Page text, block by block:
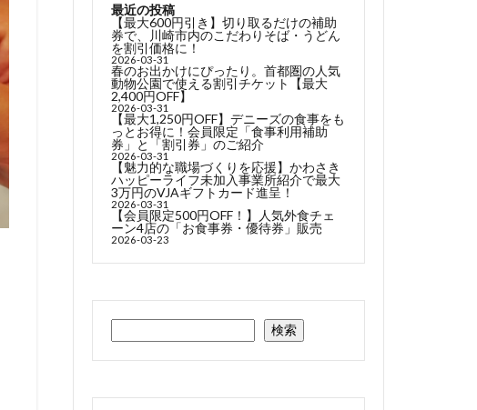
最近の投稿
【最大600円引き】切り取るだけの補助
券で、川崎市内のこだわりそば・うどん
を割引価格に！
2026-03-31
春のお出かけにぴったり。首都圏の人気
動物公園で使える割引チケット【最大
2,400円OFF】
2026-03-31
【最大1,250円OFF】デニーズの食事をも
っとお得に！会員限定「食事利用補助
券」と「割引券」のご紹介
2026-03-31
【魅力的な職場づくりを応援】かわさき
ハッピーライフ未加入事業所紹介で最大
3万円のVJAギフトカード進呈！
2026-03-31
【会員限定500円OFF！】人気外食チェ
ーン4店の「お食事券・優待券」販売
2026-03-23
検索